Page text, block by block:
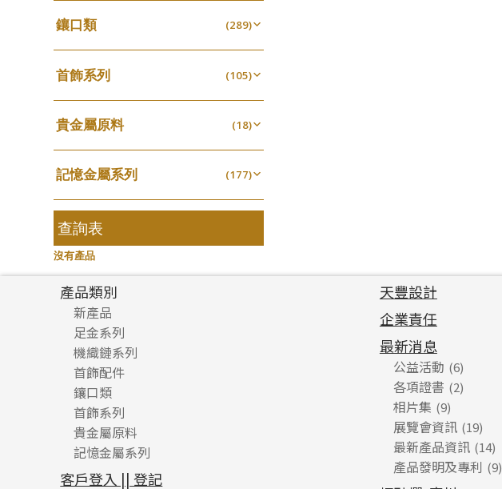
卷迫系列 (13)
螺絲迫系列 (15)
梅花迫系列 (19)
平臺迫系列 (74)
綫拍系列 (42)
美拍系列 (16)
耳針系列 (6)
耳環扣系列
耳綫/耳鈎系列
耳環爪頭
耳環
鏈類配件
調節珠系列
生圈扣系列
鴨俐制系列
字母吊墜
相盒吊墜 (11)
生肖吊墜
管扣系列
星座吊墜
水泡扣
珠扣
其他類配件 (161)
珠盤系列 (16)
袖口鈕系列 (7)
焊片及鐳射綫 (2)
空心車花管 (19)
其他 (104)
無孔光身珠 (7)
無孔批花珠
空心批花珠 (22)
鑲口類 (289)
四爪頭系列 (20)
六爪頭系列 (41)
車花片 (35)
動感車花片 (20)
鑲口戒指 (16)
鑲口手鏈系列 (146)
首飾系列 (105)
手镯系列 (8)
戒指系列 (8)
空心耳環 (27)
空心车花管首饰链 (15)
空心手鐲系列 (8)
牛仔鏈
貴金屬原料 (18)
千足金 (18)
記憶金屬系列 (177)
記憶戒指 (30)
拉簧珠珠手鏈
記憶鈦手鐲
查詢表
沒有產品
產品類別
新產品
足金系列
足金配件
機織鏈系列
珠仔鏈
镶口链
管狀網鏈
十字車花鏈系列
十字閃O鏈系列
十字錘打鏈系列
首飾配件
耳環類配件
卷迫系列
螺絲迫系列
梅花迫系列
平臺迫系列
鏈類配件
動感車花吊墜
調節珠系列
生圈扣系列
其他類配件
珠盤系列
袖口鈕系列
珠類配件
無孔光身珠
鑲口類
四爪頭系列
六爪頭系列
車花片
動感車花片
首飾系列
手镯系列
戒指系列
空心耳環
貴金屬原料
千足金
記憶金屬系列
記憶戒指
客戶登入 || 登記
天豐設計
企業責任
最新消息
公益活動 (6)
各項證書 (2)
相片集 (9)
展覽會資訊 (19)
最新產品資訊 (14)
產品發明及專利 (9)